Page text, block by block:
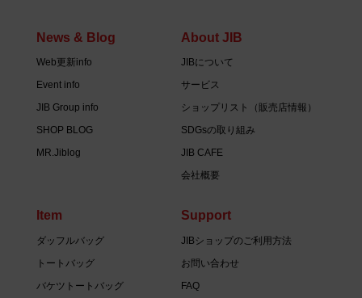
News & Blog
Web更新info
Event info
JIB Group info
SHOP BLOG
MR.Jiblog
About JIB
JIBについて
サービス
ショップリスト（販売店情報）
SDGsの取り組み
JIB CAFE
会社概要
Item
ダッフルバッグ
トートバッグ
バケツトートバッグ
Support
JIBショップのご利用方法
お問い合わせ
FAQ